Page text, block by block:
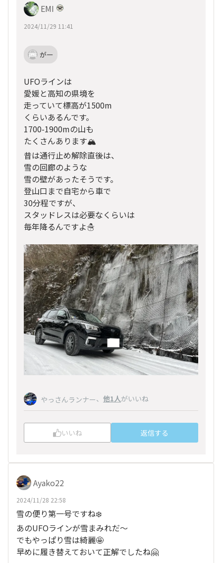
EMI
2024/11/29 11:41
がー
UFOラインは
愛媛と高知の県境を
走っていて標高が1500m
くらいあるんです。
1700-1900mの山も
たくさんあります🏔️
昔は通行止め解除直後は、
雪の回廊のような
雪の壁があったそうです。
登山口まで自宅から車で
30分程ですが、
スタッドレスは必要なくらいは
毎年降るんですよ☃️
やっさんランナー、 他1人がいいね
いいね 返信する
Ayako22
2024/11/28 22:58
雪の便り第一号ですね❄️
あのUFOラインが雪まみれだ〜
でもやっぱり雪は綺麗🤩
早めに履き替えておいて正解でしたね🤗